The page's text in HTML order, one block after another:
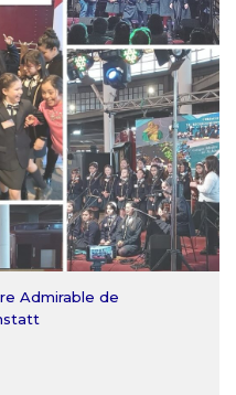
Admirable de